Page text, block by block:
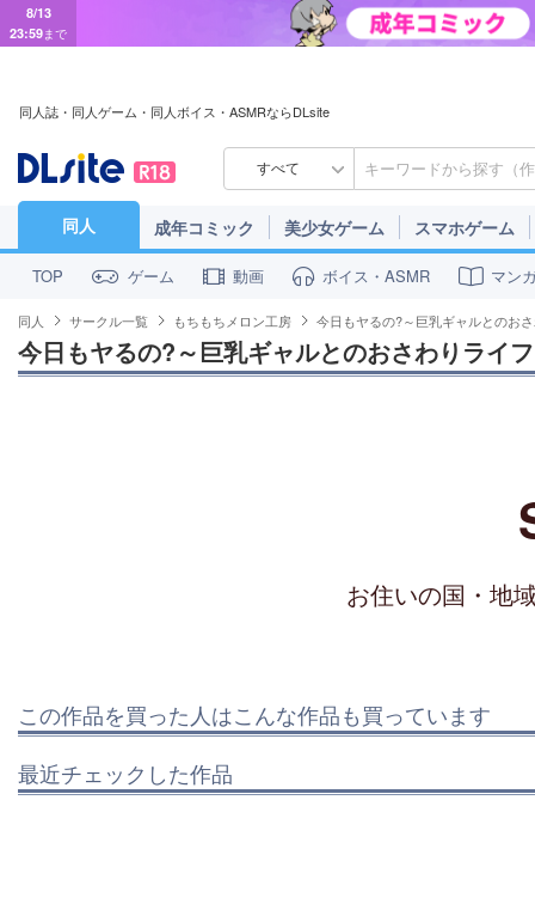
8/13
23:59まで
同人誌・同人ゲーム・同人ボイス・ASMRならDLsite
すべて
同人 成年コミック 美少女ゲーム スマホゲーム
TOP ゲーム 動画 ボイス・ASMR マン
同人 サークル一覧 もちもちメロン工房 今日もヤるの?～巨乳ギャルとのお
今日もヤるの?～巨乳ギャルとのおさわりライ
お住いの国・地
この作品を買った人はこんな作品も買っています
最近チェックした作品